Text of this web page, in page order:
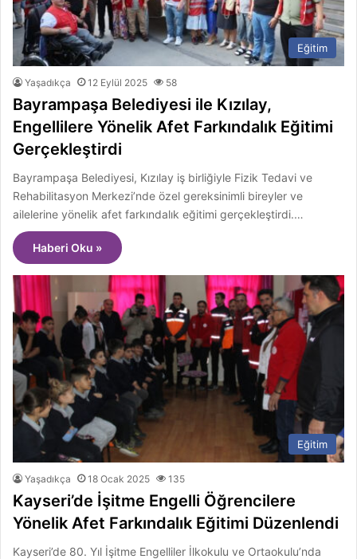
Eğitim
Yaşadıkça 12 Eylül 2025 58
Bayrampaşa Belediyesi ile Kızılay,
Engellilere Yönelik Afet Farkındalık Eğitimi
Gerçekleştirdi
Bayrampaşa Belediyesi, Kızılay iş birliğiyle Fizik Tedavi ve
Rehabilitasyon Merkezi’nde özel gereksinimli bireyler ve
ailelerine yönelik afet farkındalık eğitimi gerçekleştirdi.…
Haberi Oku »
Eğitim
Yaşadıkça 18 Ocak 2025 135
Kayseri’de İşitme Engelli Öğrencilere
Yönelik Afet Farkındalık Eğitimi Düzenlendi
Kayseri’de 80. Yıl İşitme Engelliler İlkokulu ve Ortaokulu’nda